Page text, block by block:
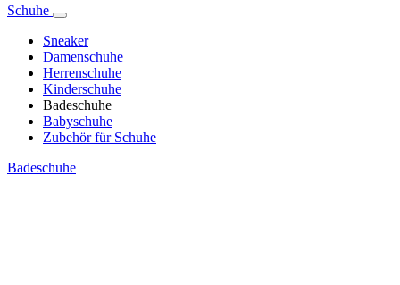
Schuhe
Sneaker
Damenschuhe
Herrenschuhe
Kinderschuhe
Badeschuhe
Babyschuhe
Zubehör für Schuhe
Badeschuhe